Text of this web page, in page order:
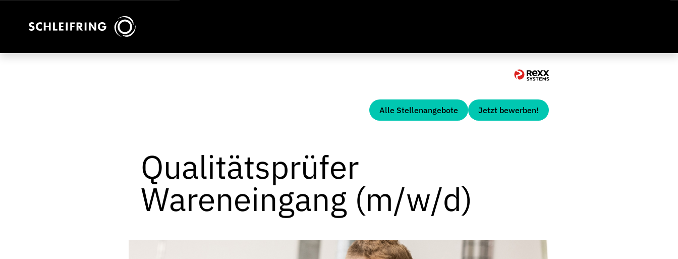
Alle Stellenangebote Jetzt bewerben!
Qualitätsprüfer
Wareneingang (m/w/d)